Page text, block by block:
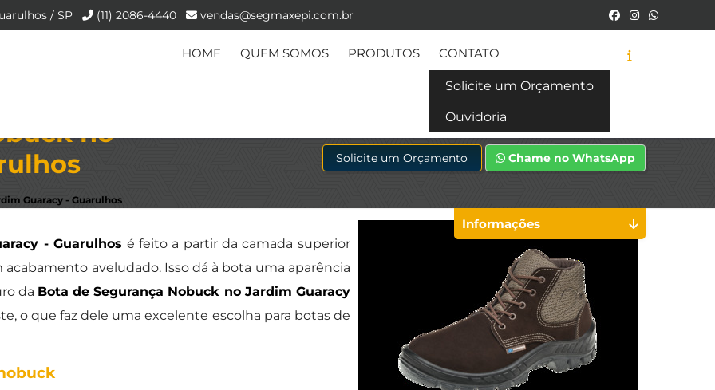
/ SP (11) 2086-4440 vendas@segmaxepi.com.br
HOME QUEM SOMOS PRODUTOS CONTATO
Solicite um Orçamento
Ouvidoria
no
Guaracy - Guarulhos
Solicite um Orçamento Chame no WhatsApp
- Guarulhos é feito a partir da camada superior
aveludado. Isso dá à bota uma aparência
da Bota de Segurança Nobuck no Jardim Guaracy
o que faz dele uma excelente escolha para botas de
Informações